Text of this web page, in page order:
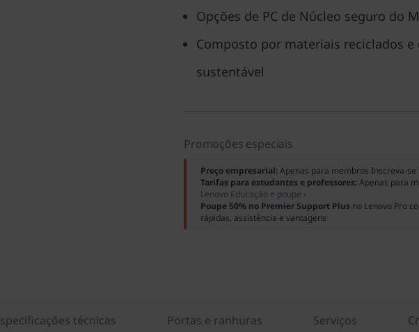
Opções de PC de Núcleo seguro do
Composto por materiais reciclados e
sustentável
Promoções especiais
Preço empresarial:Apenas para membros Inscreva-se
Tarifas para estudantes e professores:Apenas para
Lenovo Educação e poupe ›
Poupe 50% no Premier Support Plus no Lenovo Pro
rápidas, assistência e vantagens
técnicas Portas e ranhuras Serviços